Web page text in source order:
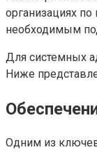
организациях
необходимым
Для системных
Ниже
Одним из